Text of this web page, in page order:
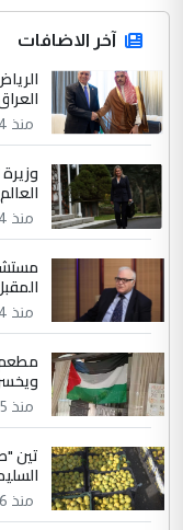
جنسية الرافد
ابا فرات ...
الموضوع :
مضجعيك يابن
سردار
التعليق :
جنسية الرافد
ابا فرات ...
الموضوع :
مضجعيك يابن
حيدر عاشور
التعليق :
دقيق
وثروات البلد
الموضوع :
بين
الرافدين
آخر الاضافات
منذ 4 ساعة
العالم 2030 في إسبانيا
منذ 4 ساعة
منذ 4 ساعة
مطعم
منذ 5 ساعة
تين
منذ 6 ساعة